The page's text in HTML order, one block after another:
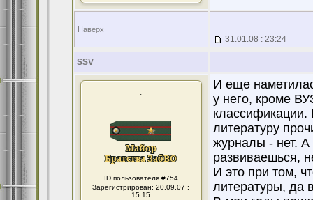
Наверх
31.01.08 : 23:24
SSV
.
ID пользователя #754
Зарегистрирован: 20.09.07 :
15:15
И еще
у него, кроме
литературу
журналы - нет.
развиваешься,
И это при том,
литературы, да